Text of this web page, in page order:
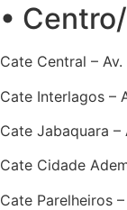
•
Cate Central –
Cate Interlagos –
Cate Jabaquara –
Cate Cidade
Cate Parelheiros